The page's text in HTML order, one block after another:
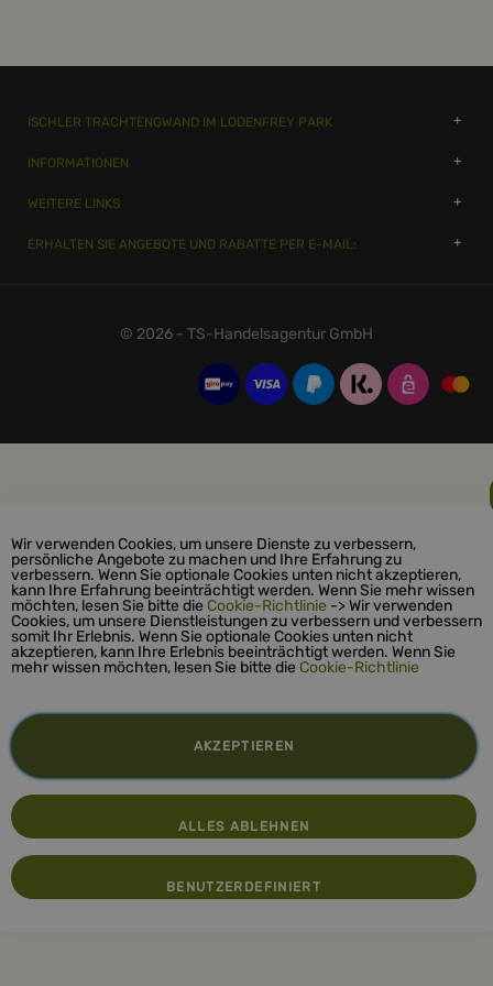
ISCHLER TRACHTENGWAND IM LODENFREY PARK
INFORMATIONEN
WEITERE LINKS
ERHALTEN SIE ANGEBOTE UND RABATTE PER E-MAIL:
© 2026 - TS-Handelsagentur GmbH
Wir verwenden Cookies, um unsere Dienste zu verbessern,
persönliche Angebote zu machen und Ihre Erfahrung zu
verbessern. Wenn Sie optionale Cookies unten nicht akzeptieren,
kann Ihre Erfahrung beeinträchtigt werden. Wenn Sie mehr wissen
möchten, lesen Sie bitte die Cookie-Richtlinie -> Wir verwenden
Cookies, um unsere Dienstleistungen zu verbessern und verbessern
somit Ihr Erlebnis. Wenn Sie optionale Cookies unten nicht
akzeptieren, kann Ihre Erlebnis beeinträchtigt werden. Wenn Sie
mehr wissen möchten, lesen Sie bitte die Cookie-Richtlinie
AKZEPTIEREN
BENUTZERDEFINIERT
ALLES ABLEHNEN